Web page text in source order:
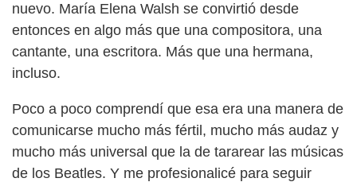
nuevo. María Elena Walsh se convirtió desde
entonces en algo más que una compositora, una
cantante, una escritora. Más que una hermana,
incluso.
Poco a poco comprendí que esa era una manera de
comunicarse mucho más fértil, mucho más audaz y
mucho más universal que la de tararear las músicas
de los Beatles. Y me profesionalicé para seguir